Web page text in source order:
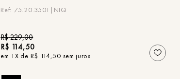
75.20.3501|NIQ
R$229,00
R$ 114,50
em 1X de R$ 114,50 sem juros